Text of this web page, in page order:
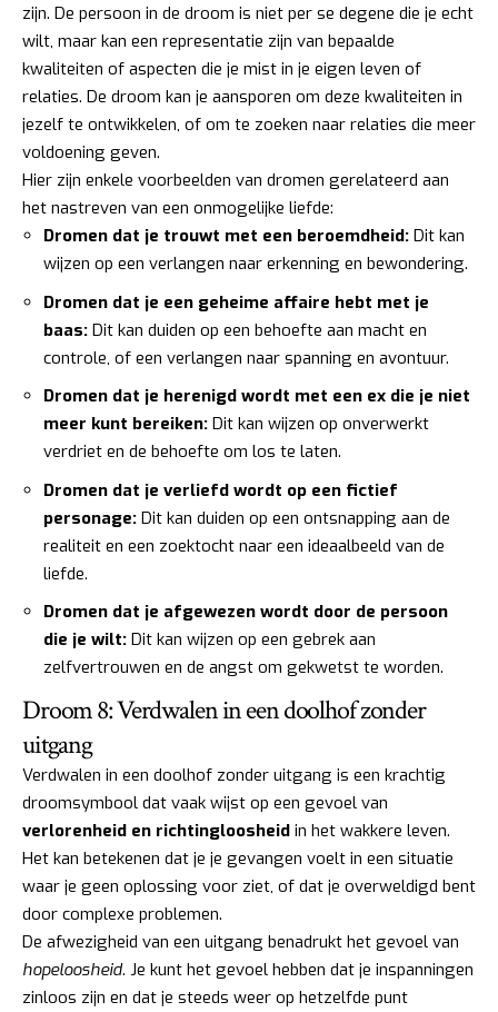
zijn. De persoon in de droom is niet per se degene die je echt
wilt, maar kan een representatie zijn van bepaalde
kwaliteiten of aspecten die je mist in je eigen leven of
relaties. De droom kan je aansporen om deze kwaliteiten in
jezelf te ontwikkelen, of om te zoeken naar relaties die meer
voldoening geven.
Hier zijn enkele voorbeelden van dromen gerelateerd aan
het nastreven van een onmogelijke liefde:
Dromen dat je trouwt met een beroemdheid: Dit kan
wijzen op een verlangen naar erkenning en bewondering.
Dromen dat je een geheime affaire hebt met je
baas: Dit kan duiden op een behoefte aan macht en
controle, of een verlangen naar spanning en avontuur.
Dromen dat je herenigd wordt met een ex die je niet
meer kunt bereiken: Dit kan wijzen op onverwerkt
verdriet en de behoefte om los te laten.
Dromen dat je verliefd wordt op een fictief
personage: Dit kan duiden op een ontsnapping aan de
realiteit en een zoektocht naar een ideaalbeeld van de
liefde.
Dromen dat je afgewezen wordt door de persoon
die je wilt: Dit kan wijzen op een gebrek aan
zelfvertrouwen en de angst om gekwetst te worden.
Droom 8: Verdwalen in een doolhof zonder
uitgang
Verdwalen in een doolhof zonder uitgang is een krachtig
droomsymbool dat vaak wijst op een gevoel van
verlorenheid en richtingloosheid in het wakkere leven.
Het kan betekenen dat je je gevangen voelt in een situatie
waar je geen oplossing voor ziet, of dat je overweldigd bent
door complexe problemen.
De afwezigheid van een uitgang benadrukt het gevoel van
hopeloosheid. Je kunt het gevoel hebben dat je inspanningen
zinloos zijn en dat je steeds weer op hetzelfde punt